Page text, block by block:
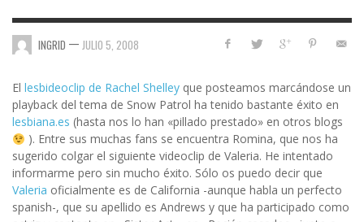
INGRID — JULIO 5, 2008
El lesbideoclip de Rachel Shelley que posteamos marcándose un
playback del tema de Snow Patrol ha tenido bastante éxito en
lesbiana.es (hasta nos lo han «pillado prestado» en otros blogs
). Entre sus muchas fans se encuentra Romina, que nos ha
sugerido colgar el siguiente videoclip de Valeria. He intentado
informarme pero sin mucho éxito. Sólo os puedo decir que
Valeria oficialmente es de California -aunque habla un perfecto
spanish-, que su apellido es Andrews y que ha participado como